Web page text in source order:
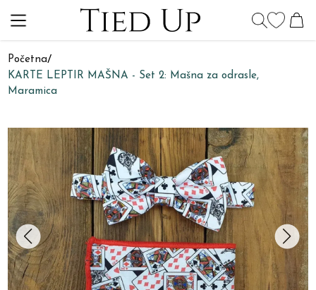
Početna/
KARTE LEPTIR MAŠNA - Set 2: Mašna za odrasle,
Maramica